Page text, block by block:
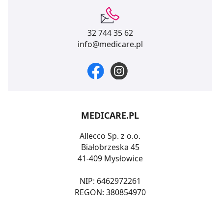
32 744 35 62
info@medicare.pl
MEDICARE.PL
Allecco Sp. z o.o.
Białobrzeska 45
41-409 Mysłowice
NIP: 6462972261
REGON: 380854970